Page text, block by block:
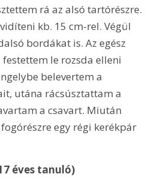
rá az alsó tartórészre.
kb. 15 cm-rel. Végül
bordákat is. Az egész
le rozsda elleni
belevertem a
utána rácsúsztattam a
a csavart. Miután
egy régi kerékpár
éves tanuló)